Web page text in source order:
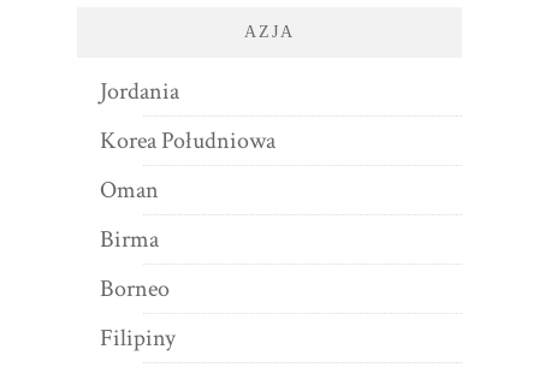
AZJA
Jordania
Korea Południowa
Oman
Birma
Borneo
Filipiny